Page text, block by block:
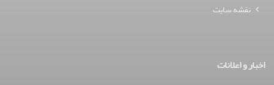
نقشه سایت
اخبار و اعلانات